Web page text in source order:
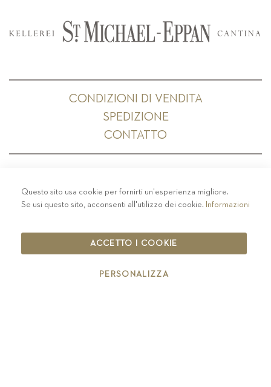
CONDIZIONI DI VENDITA
SPEDIZIONE
CONTATTO
PRIVACY-COLOPHON - COOKIE POLICY
CODICE ETICO
IT00126670215
Questo sito usa cookie per fornirti un'esperienza migliore.
Se usi questo sito, acconsenti all'utilizzo dei cookie. Informazioni
ACCETTO I COOKIE
PERSONALIZZA